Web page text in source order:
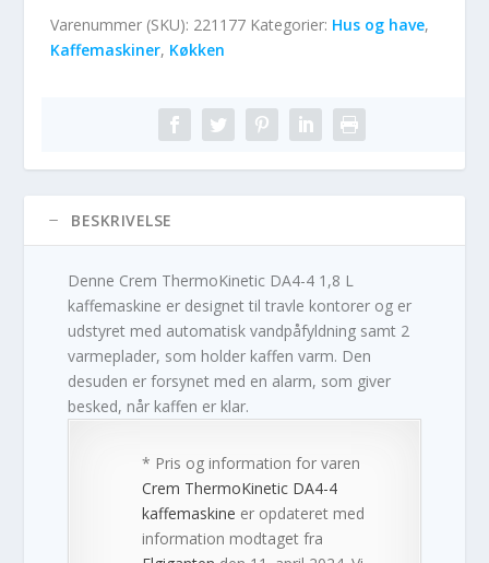
Varenummer (SKU): 221177 Kategorier: Hus og have,
Kaffemaskiner, Køkken
BESKRIVELSE
Denne Crem ThermoKinetic DA4-4 1,8 L
kaffemaskine er designet til travle kontorer og er
udstyret med automatisk vandpåfyldning samt 2
varmeplader, som holder kaffen varm. Den
desuden er forsynet med en alarm, som giver
besked, når kaffen er klar.
* Pris og information for varen
Crem ThermoKinetic DA4-4
kaffemaskine er opdateret med
information modtaget fra